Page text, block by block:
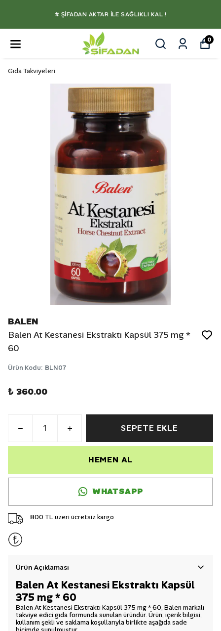
# ŞIFADAN AKTAR İLE SAĞLIKLI KAL !
0
Gıda Takviyeleri
BALEN
Balen At Kestanesi Ekstraktı Kapsül 375 mg *
60
Ürün Kodu: BLN07
₺ 360.00
SEPETE EKLE
HEMEN AL
WHATSAPP
800 TL üzeri ücretsiz kargo
Ürün Açıklaması
Balen At Kestanesi Ekstraktı Kapsül
375 mg * 60
Balen At Kestanesi Ekstraktı Kapsül 375 mg * 60, Balen markalı
takviye edici gıda formunda sunulan üründür. Ürün; içerik bilgisi,
kullanım şekli ve saklama koşullarıyla birlikte aşağıda sade